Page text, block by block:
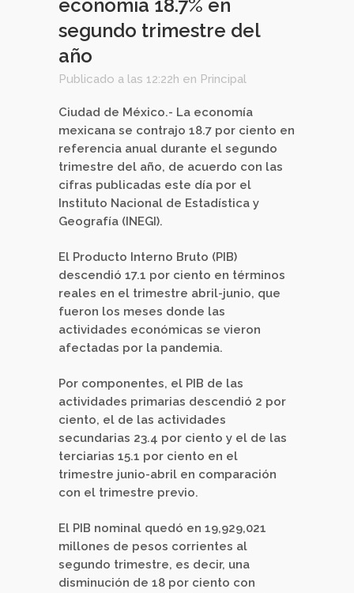
economía 18.7% en
segundo trimestre del
año
Publicado a las 12:22h en Principal
Ciudad de México.- La economía
mexicana se contrajo 18.7 por ciento en
referencia anual durante el segundo
trimestre del año, de acuerdo con las
cifras publicadas este día por el
Instituto Nacional de Estadística y
Geografía (INEGI).
El Producto Interno Bruto (PIB)
descendió 17.1 por ciento en términos
reales en el trimestre abril-junio, que
fueron los meses donde las
actividades económicas se vieron
afectadas por la pandemia.
Por componentes, el PIB de las
actividades primarias descendió 2 por
ciento, el de las actividades
secundarias 23.4 por ciento y el de las
terciarias 15.1 por ciento en el
trimestre junio-abril en comparación
con el trimestre previo.
El PIB nominal quedó en 19,929,021
millones de pesos corrientes al
segundo trimestre, es decir, una
disminución de 18 por ciento con